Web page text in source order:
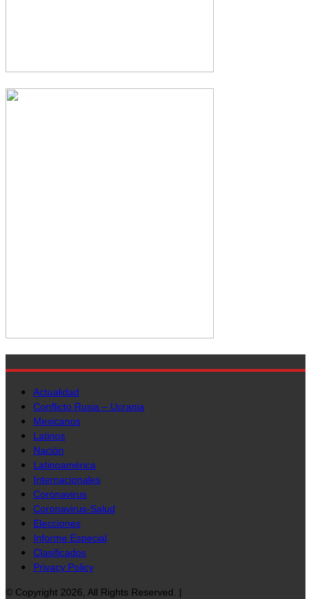
Actualidad
Conflicto Rusia – Ucrania
Mexicanos
Latinos
Nación
Latinoamérica
Internacionales
Coronavirus
Coronavirus-Salud
Elecciones
Informe Especial
Clasificados
Privacy Policy
© Copyright 2026, All Rights Reserved. |